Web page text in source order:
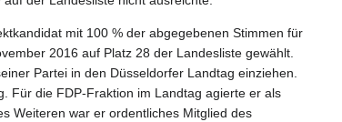
mit 100 % der abgegebenen Stimmen für
2016 auf Platz 28 der Landesliste gewählt.
Partei in den Düsseldorfer Landtag einziehen.
Für die FDP-Fraktion im Landtag agierte er als
Weiteren war er ordentliches Mitglied des